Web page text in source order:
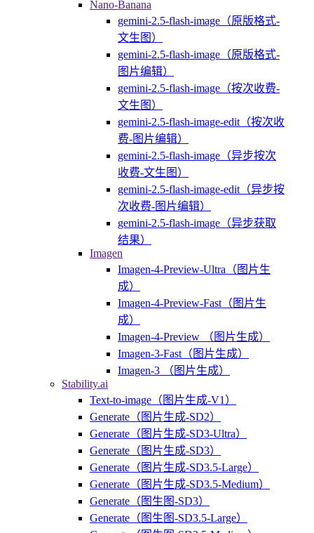
Nano-Banana
gemini-2.5-flash-image（原版格式-
文生图）
gemini-2.5-flash-image（原版格式-
图片编辑）
gemini-2.5-flash-image（按次收费-
文生图）
gemini-2.5-flash-image-edit（按次收
费-图片编辑）
gemini-2.5-flash-image（异步按次
收费-文生图）
gemini-2.5-flash-image-edit（异步按
次收费-图片编辑）
gemini-2.5-flash-image（异步获取
结果）
Imagen
Imagen-4-Preview-Ultra（图片生
成）
Imagen-4-Preview-Fast（图片生
成）
Imagen-4-Preview （图片生成）
Imagen-3-Fast（图片生成）
Imagen-3 （图片生成）
Stability.ai
Text-to-image（图片生成-V1）
Generate（图片生成-SD2）
Generate（图片生成-SD3-Ultra）
Generate（图片生成-SD3）
Generate（图片生成-SD3.5-Large）
Generate（图片生成-SD3.5-Medium）
Generate（图生图-SD3）
Generate（图生图-SD3.5-Large）